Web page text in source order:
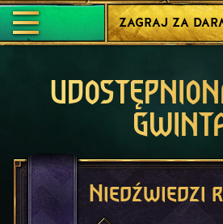
ZAGRAJ ZA
Niedźwiedzi